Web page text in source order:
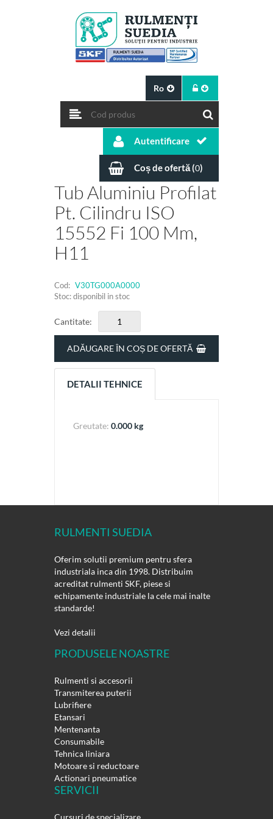
Ro
Autentificare
Coș de ofertă (0)
Tub Aluminiu Profilat
Pt. Cilindru ISO
15552 Fi 100 Mm,
H11
Cod: V30TG000A0000
Stoc: disponibil in stoc
Cantitate:
DETALII TEHNICE
Greutate: 0.000 kg
RULMENTI SUEDIA
Oferim solutii premium pentru sfera
industriala inca din 1998. Distribuim
acreditat rulmenti SKF, piese si
echipamente industriale la cele mai inalte
standarde!
Vezi detalii
PRODUSELE NOASTRE
Rulmenti si accesorii
Transmiterea puterii
Lubrifiere
Etansari
Mentenanta
Consumabile
Tehnica liniara
Motoare si reductoare
Actionari pneumatice
SERVICII